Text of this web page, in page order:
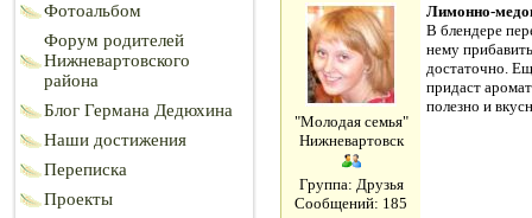
Фотоальбом
Форум родителей
Нижневартовского
района
Блог Германа Дедюхина
Наши достижения
Переписка
Проекты
"Молодая семья"
Нижневартовск
Группа: Друзья
Сообщений: 185
Лимонно-
В блендере
нему
достаточно.
придаст
полезно и